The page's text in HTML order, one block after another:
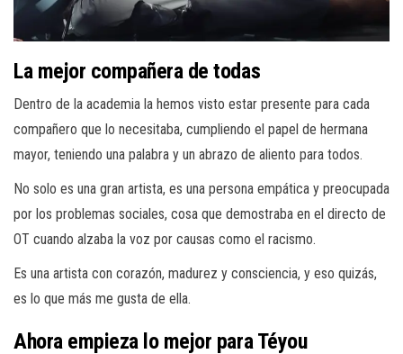
La mejor compañera de todas
Dentro de la academia la hemos visto estar presente para cada
compañero que lo necesitaba, cumpliendo el papel de hermana
mayor, teniendo una palabra y un abrazo de aliento para todos.
No solo es una gran artista, es una persona empática y preocupada
por los problemas sociales, cosa que demostraba en el directo de
OT cuando alzaba la voz por causas como el racismo.
Es una artista con corazón, madurez y consciencia, y eso quizás,
es lo que más me gusta de ella.
Ahora empieza lo mejor para Téyou